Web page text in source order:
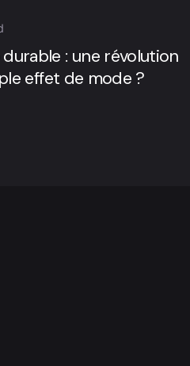
: une révolution
effet de mode ?